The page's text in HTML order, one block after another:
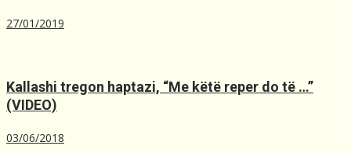
27/01/2019
Kallashi tregon haptazi, “Me kёtё reper do tё …”
(VIDEO)
03/06/2018